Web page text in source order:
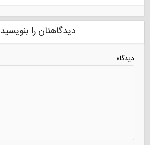
دیدگاهتان را بنویسید
دیدگاه